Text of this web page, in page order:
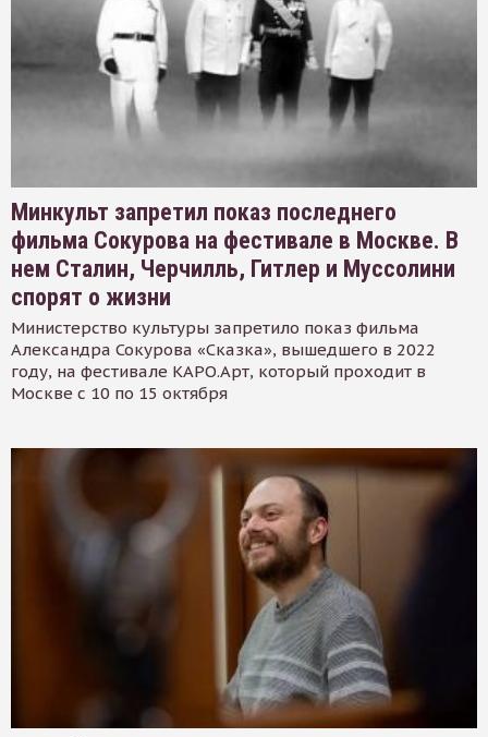
Минкульт запретил показ последнего
фильма Сокурова на фестивале в Москве. В
нем Сталин, Черчилль, Гитлер и Муссолини
спорят о жизни
Министерство культуры запретило показ фильма
Александра Сокурова «Сказка», вышедшего в 2022
году, на фестивале КАРО.Арт, который проходит в
Москве с 10 по 15 октября